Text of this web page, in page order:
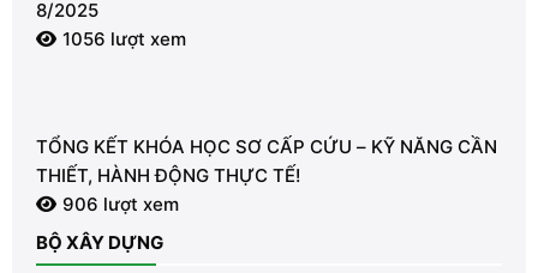
8/2025
1056 lượt xem
TỔNG KẾT KHÓA HỌC SƠ CẤP CỨU – KỸ NĂNG CẦN
THIẾT, HÀNH ĐỘNG THỰC TẾ!
906 lượt xem
BỘ XÂY DỰNG